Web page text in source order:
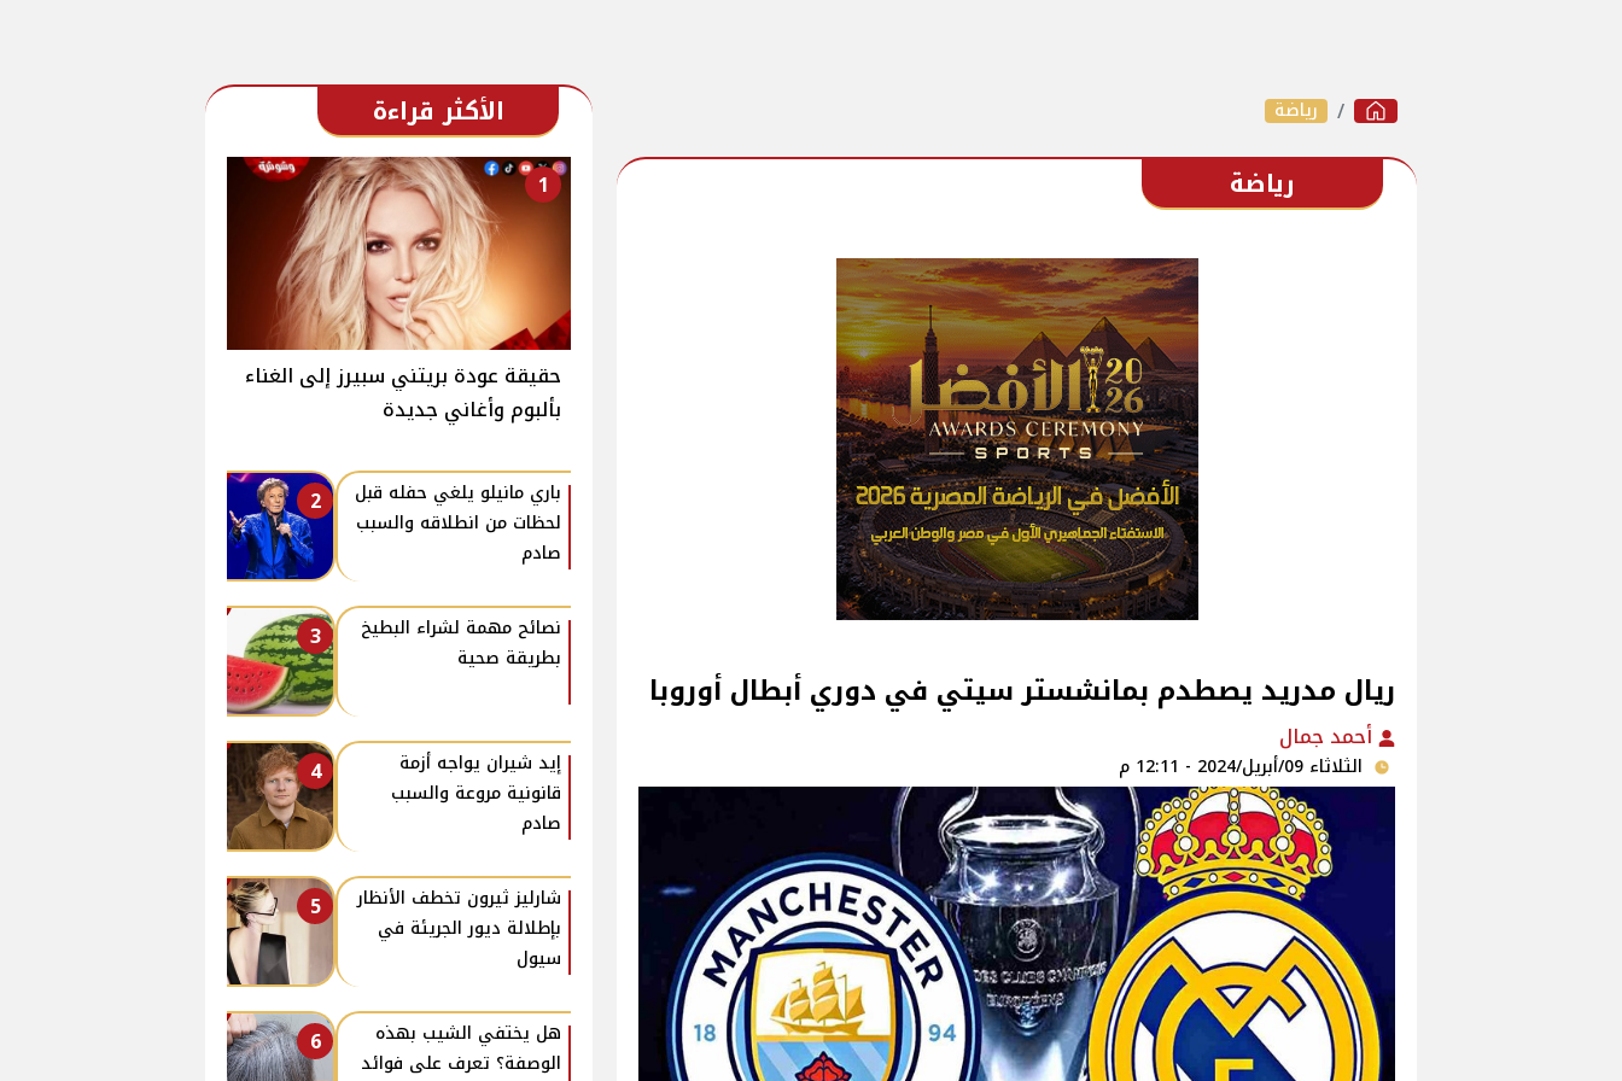
رياضة
رياضة
ريال مدريد يصطدم بمانشستر سيتي في دوري أبطال أوروبا
أحمد جمال
الثلاثاء 09/أبريل/2024 - 12:11 م
الأكثر قراءة
1
حقيقة عودة بريتني سبيرز إلى الغناء
بألبوم وأغاني جديدة
2
باري مانيلو يلغي حفله قبل
لحظات من انطلاقه والسبب
صادم
3
نصائح مهمة لشراء البطيخ
بطريقة صحية
4
إيد شيران يواجه أزمة
قانونية مروعة والسبب
صادم
5
شارليز ثيرون تخطف الأنظار
بإطلالة ديور الجريئة في
سيول
6
هل يختفي الشيب بهذه
الوصفة؟ تعرف على فوائد